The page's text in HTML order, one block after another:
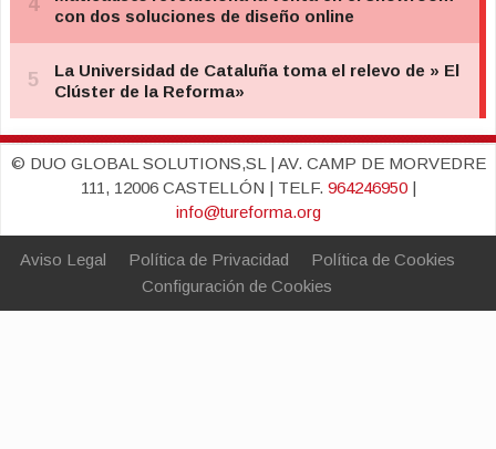
© DUO GLOBAL SOLUTIONS,SL | AV. CAMP DE MORVEDRE
111, 12006 CASTELLÓN | TELF. 964246950|
info@tureforma.org
Aviso Legal Política de Privacidad
Política de Cookies
Configuración de Cookies